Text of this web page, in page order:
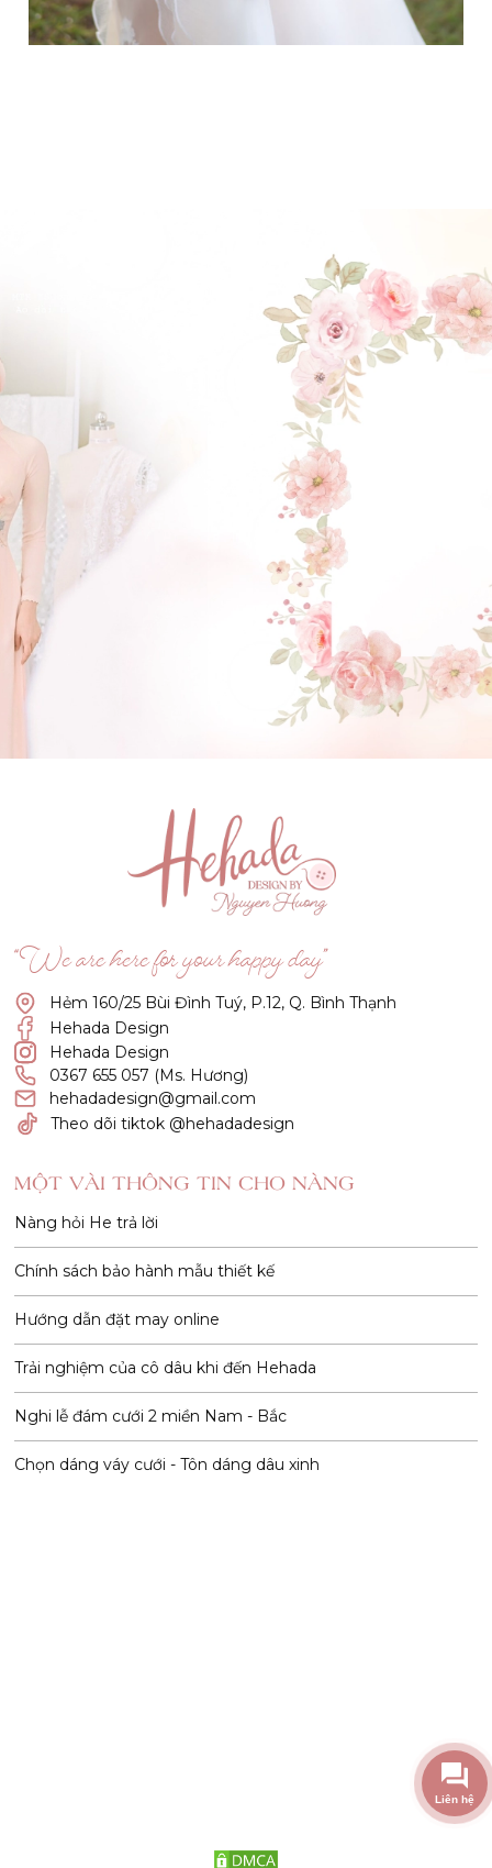
ĐẶT LỊCH HẸN
GẬT ĐẦU NHÉ NÀNG !
(Click vào đây để He và Nàng có 1 cuộc hẹn nà)
“We are here for your happy day”
Hẻm 160/25 Bùi Đình Tuý, P.12, Q. Bình Thạnh
Hehada Design
Hehada Design
0367 655 057 (Ms. Hương)
hehadadesign@gmail.com
Theo dõi tiktok @hehadadesign
MỘT VÀI THÔNG TIN CHO NÀNG
Nàng hỏi He trả lời
Chính sách bảo hành mẫu thiết kế
Hướng dẫn đặt may online
Trải nghiệm của cô dâu khi đến Hehada
Nghi lễ đám cưới 2 miền Nam - Bắc
Chọn dáng váy cưới - Tôn dáng dâu xinh